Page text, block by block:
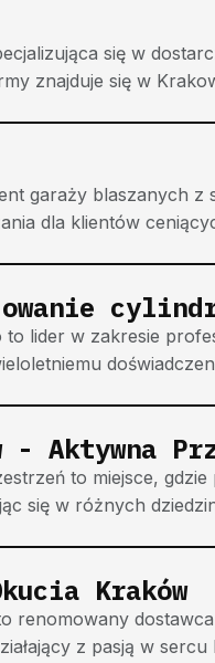
się w
znajduje się w
garaży blaszanych z
dla klientów
lider w zakresie
Aktywna
to miejsce,
się w różnych
Kraków
renomowany
z pasją w sercu